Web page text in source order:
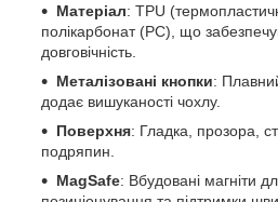
Матеріал: TPU
полікарбонат (PC), що
довговічність.
Металізовані кнопки:
додає вишуканості чохлу.
Поверхня: Гладка, прозора,
подряпин.
MagSafe: Вбудовані магніти